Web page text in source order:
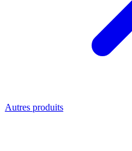
Autres produits